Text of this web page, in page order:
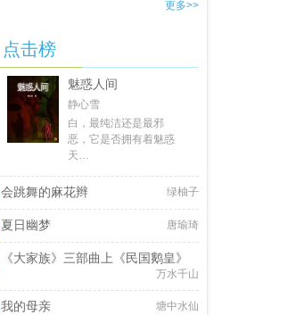
更多>>
点击榜
魅惑人间
静心雪
白，最纯洁还是最邪
恶，它是否拥有着魅惑
天…
会跳舞的麻花辫 绿柚子
夏日幽梦 唐瑜琦
《大家族》三部曲上《民国鹅皇》
万水千山
我的母亲 塘中水仙